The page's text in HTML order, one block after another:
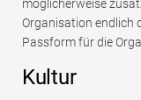
möglicherweise
Organisation endlich
Passform für die
Kultur